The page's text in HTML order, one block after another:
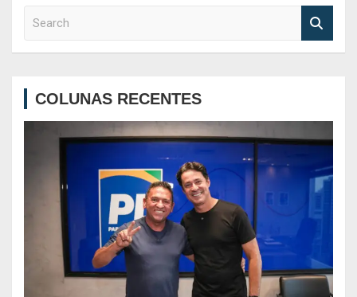
COLUNAS RECENTES